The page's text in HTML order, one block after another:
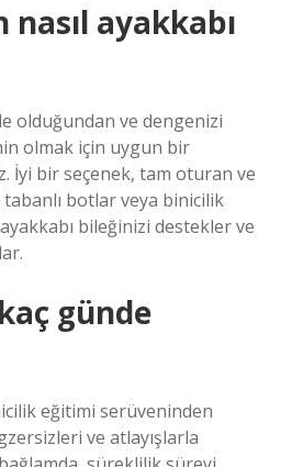
ayakkabı
olduğundan ve dengenizi
olmak için uygun bir
İyi bir seçenek, tam oturan ve
botlar veya binicilik
bileğinizi destekler ve
günde
eğitimi serüveninden
ve atlayışlarla